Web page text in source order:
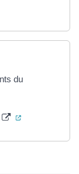
nouvel onglet)
du
onglet)
(ouverture